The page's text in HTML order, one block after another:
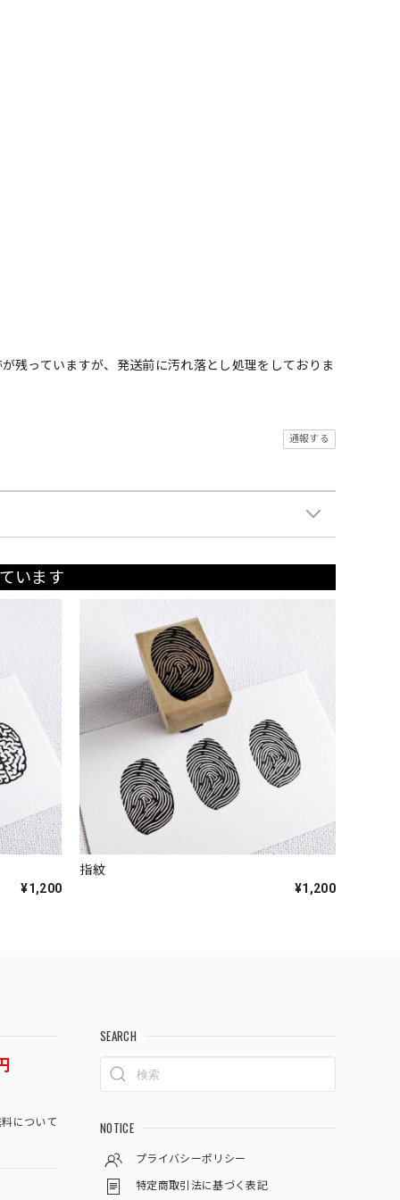
残っていますが、発送前に汚れ落とし処理をしておりま
通報する
います
¥1,200
指紋
¥1,200
について
SEARCH
NOTICE
プライバシーポリシー
特定商取引法に基づく表記